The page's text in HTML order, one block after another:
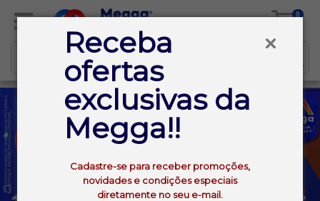
Receba
ofertas
exclusivas da
Megga!!
Cadastre-se para receber promoções,
novidades e condições especiais
diretamente no seu e-mail.
0